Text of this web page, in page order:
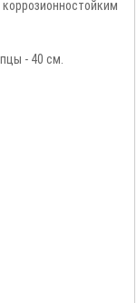
- 40 см.